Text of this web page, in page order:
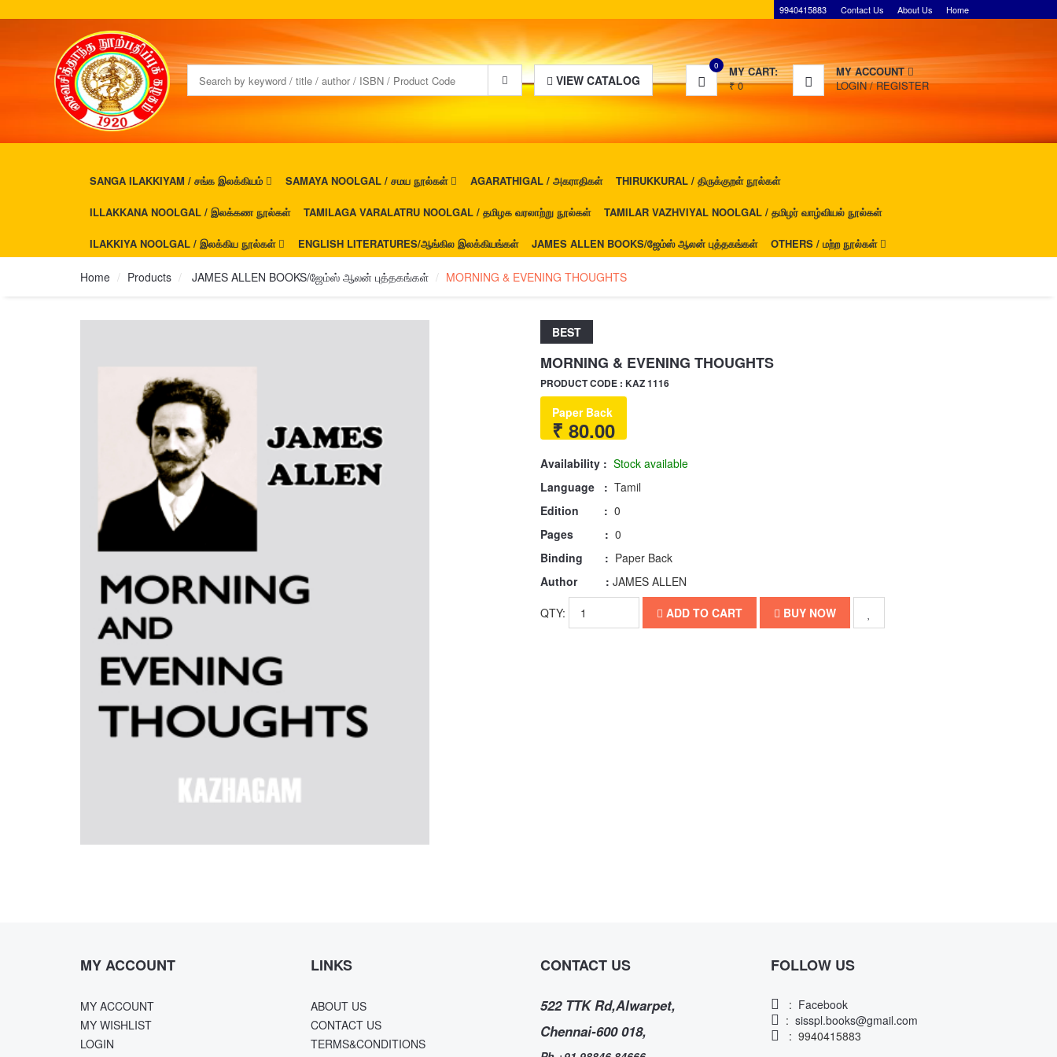
9940415883 Contact Us About Us Home
VIEW CATALOG
0
MY CART:
₹0
MY ACCOUNT
LOGIN/REGISTER
SANGA ILAKKIYAM / சங்க இலக்கியம் SAMAYA NOOLGAL / சமய நூல்கள் AGARATHIGAL / அகராதிகள் THIRUKKURAL / திருக்குறள் நூல்கள்
ILLAKKANA NOOLGAL / இலக்கண நூல்கள் TAMILAGA VARALATRU NOOLGAL / தமிழக வரலாற்று நூல்கள் TAMILAR VAZHVIYAL NOOLGAL / தமிழர் வாழ்வியல் நூல்கள்
ILAKKIYA NOOLGAL / இலக்கிய நூல்கள் ENGLISH LITERATURES/ஆங்கில இலக்கியங்கள் JAMES ALLEN BOOKS/ஜேம்ஸ் ஆலன் புத்தகங்கள் OTHERS / மற்ற நூல்கள்
Home Products JAMES ALLEN BOOKS/ஜேம்ஸ் ஆலன் புத்தகங்கள் MORNING & EVENING THOUGHTS
BEST
MORNING & EVENING THOUGHTS
PRODUCT CODE : KAZ 1116
Paper Back
₹ 80.00
Availability : Stock available
Language : Tamil
Edition : 0
Pages : 0
Binding : Paper Back
Author : JAMES ALLEN
QTY:
ADD TO CART BUY NOW
MY ACCOUNT
MY ACCOUNT
MY WISHLIST
LOGIN
LINKS
ABOUT US
CONTACT US
TERMS&CONDITIONS
CONTACT US
522 TTK Rd,Alwarpet,
Chennai-600 018,
FOLLOW US
: Facebook
: sisspl.books@gmail.com
: 9940415883